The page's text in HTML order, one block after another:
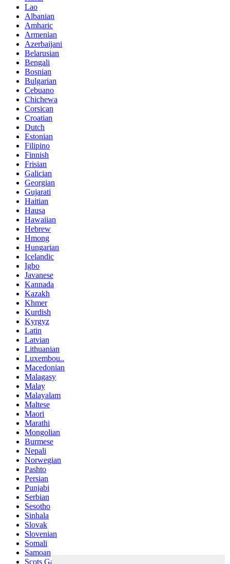
Lao
Albanian
Amharic
Armenian
Azerbaijani
Belarusian
Bengali
Bosnian
Bulgarian
Cebuano
Chichewa
Corsican
Croatian
Dutch
Estonian
Filipino
Finnish
Frisian
Galician
Georgian
Gujarati
Haitian
Hausa
Hawaiian
Hebrew
Hmong
Hungarian
Icelandic
Igbo
Javanese
Kannada
Kazakh
Khmer
Kurdish
Kyrgyz
Latin
Latvian
Lithuanian
Luxembou..
Macedonian
Malagasy
Malay
Malayalam
Maltese
Maori
Marathi
Mongolian
Burmese
Nepali
Norwegian
Pashto
Persian
Punjabi
Serbian
Sesotho
Sinhala
Slovak
Slovenian
Somali
Samoan
Scots Gaelic